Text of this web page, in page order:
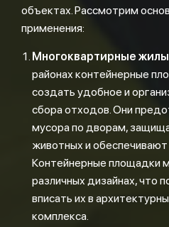
объектах. Рассмотрим
применения:
Многоквартирные
районах контейнерные
создать удобное и
сбора отходов. Они
мусора по дворам,
животных и
Контейнерные площадки
различных дизайнах, что
вписать их в
комплекса.